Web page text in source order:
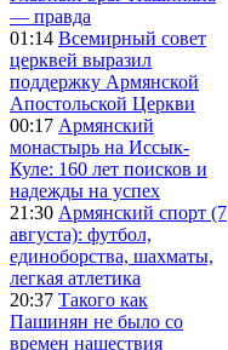
— правда
01:14 Всемирный совет
церквей выразил
поддержку Армянской
Апостольской Церкви
00:17 Армянский
монастырь на Иссык-
Куле: 160 лет поисков и
надежды на успех
21:30 Армянский спорт (7
августа): футбол,
единоборства, шахматы,
легкая атлетика
20:37 Такого как
Пашинян не было со
времен нашествия